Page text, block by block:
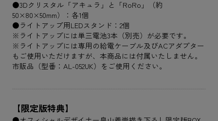
●3Dクリスタル「アキュラ」と「RoRo」（約
50×80×50mm）：各1個
●ライトアップ用LEDスタンド：2個
※ライトアップには単三電池3本（別売）が必要です。
※ライトアップには専用の給電ケーブル及びACアダプター
もご使用いただけますが、本商品には付属いたしません。
市販品（型番：AL-052UK）をご使用ください。
【限定版特典】